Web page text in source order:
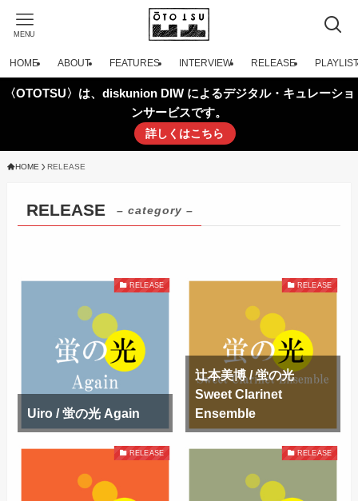
MENU
HOME ABOUT FEATURES INTERVIEW RELEASE PLAYLIST
〈OTOTSU〉は、diskunion DIW によるデジタル・キュレーショ
ンサービスです。
詳しくはこちら
HOME RELEASE
RELEASE – category –
RELEASE
Uiro / 蛍の光 Again
RELEASE
辻本美博 / 蛍の光
Sweet Clarinet
Ensemble
RELEASE RELEASE